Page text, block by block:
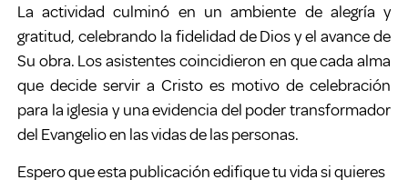
La actividad culminó en un ambiente de alegría y
gratitud, celebrando la fidelidad de Dios y el avance de
Su obra. Los asistentes coincidieron en que cada alma
que decide servir a Cristo es motivo de celebración
para la iglesia y una evidencia del poder transformador
del Evangelio en las vidas de las personas.
Espero que esta publicación edifique tu vida si quieres